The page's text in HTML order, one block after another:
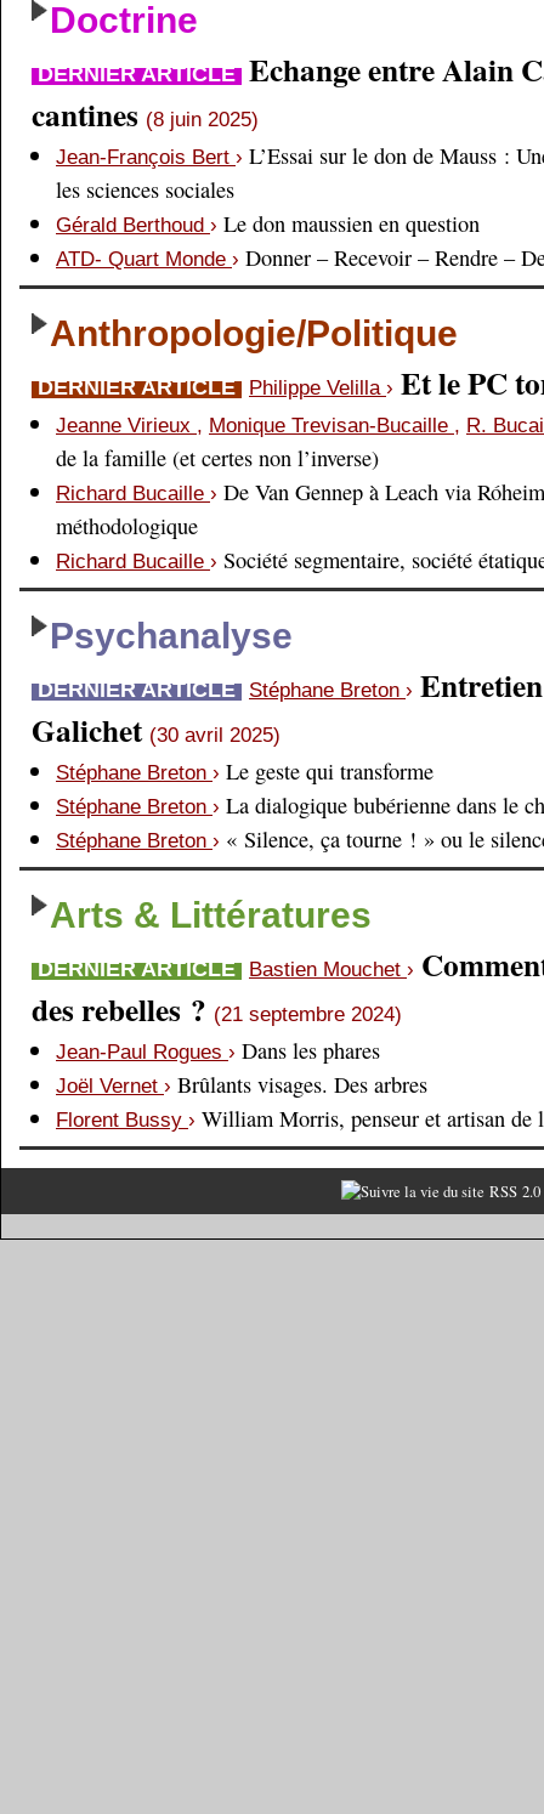
Doctrine
DERNIER ARTICLE Echange entre Alain
cantines (8 juin 2025)
Jean-François Bert › L’Essai sur le don de Mauss :
les sciences sociales
Gérald Berthoud › Le don maussien en question
ATD- Quart Monde › Donner – Recevoir – Rendre –
Anthropologie/Politique
DERNIER ARTICLE Philippe Velilla › Et le PC
Jeanne Virieux , Monique Trevisan-Bucaille , R.
de la famille (et certes non l’inverse)
Richard Bucaille › De Van Gennep à Leach via
méthodologique
Richard Bucaille › Société segmentaire, société
Psychanalyse
DERNIER ARTICLE Stéphane Breton ›
Galichet (30 avril 2025)
Stéphane Breton › Le geste qui transforme
Stéphane Breton › La dialogique bubérienne dans le
Stéphane Breton › « Silence, ça tourne ! » ou le
Arts & Littératures
DERNIER ARTICLE Bastien Mouchet ›
des rebelles ? (21 septembre 2024)
Jean-Paul Rogues › Dans les phares
Joël Vernet › Brûlants visages. Des arbres
Florent Bussy › William Morris, penseur et artisan de
RSS 2.0